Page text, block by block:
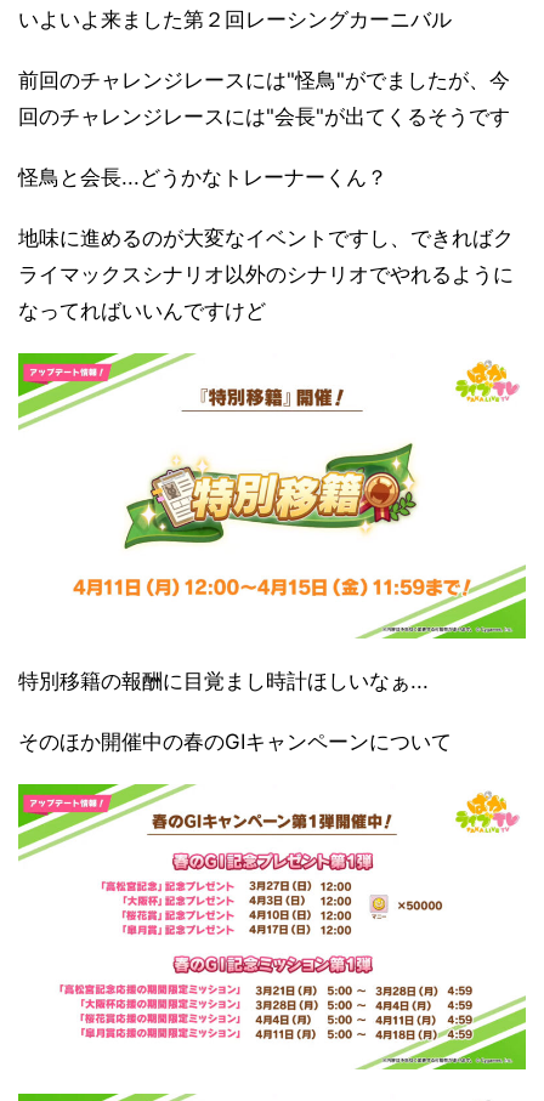
いよいよ来ました第２回レーシングカーニバル
前回のチャレンジレースには"怪鳥"がでましたが、今
回のチャレンジレースには"会長"が出てくるそうです
怪鳥と会長...どうかなトレーナーくん？
地味に進めるのが大変なイベントですし、できればク
ライマックスシナリオ以外のシナリオでやれるように
なってればいいんですけど
特別移籍の報酬に目覚まし時計ほしいなぁ...
そのほか開催中の春のGⅠキャンペーンについて